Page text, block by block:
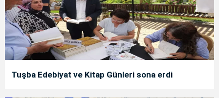
Tuşba Edebiyat ve Kitap Günleri sona erdi